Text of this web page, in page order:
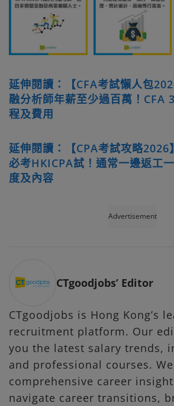
延伸閱讀：【CFA考試懶人包
融分析師年薪至少過百萬！CFA
程及費用
延伸閱讀：【CPA考試攻略2026
必考HKICPA試！通常一邊返工
度及內容
Advertisement
CTgoodjobs’ Editor
CTgoodjobs is Hong Kong’s
recruitment platform. Our
you the latest salary trends,
and professional courses.
comprehensive career
navigate career transitions,